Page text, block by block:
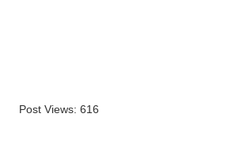
Post Views: 616